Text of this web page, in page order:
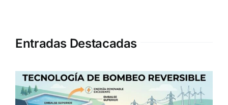
Entradas Destacadas